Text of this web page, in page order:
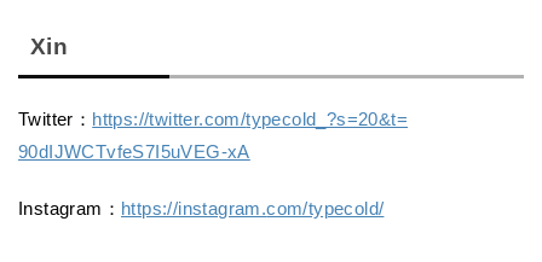
Xin
Twitter： https://twitter.com/typecold_?s=20&t=
90dIJWCTvfeS7I5uVEG-xA
Instagram： https://instagram.com/typecold/